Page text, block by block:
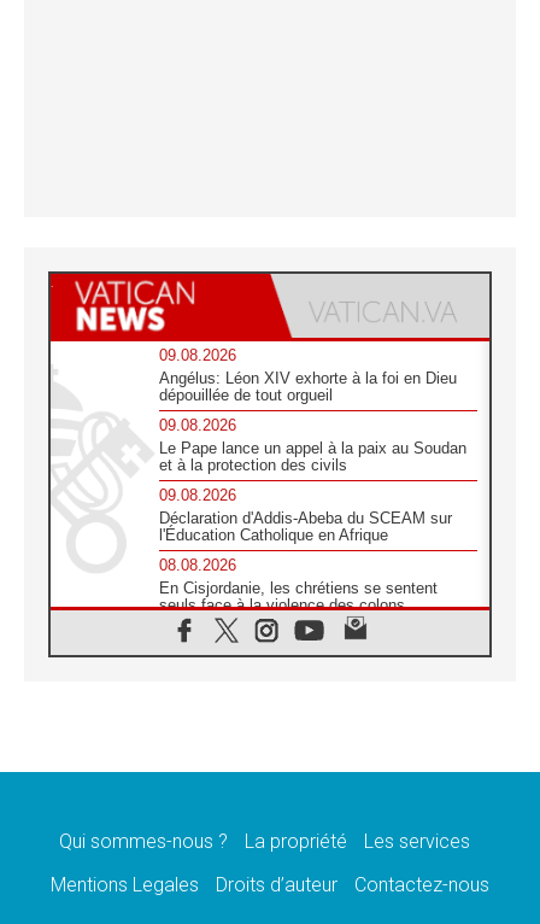
09.08.2026
Angélus: Léon XIV exhorte à la foi en Dieu
dépouillée de tout orgueil
09.08.2026
Le Pape lance un appel à la paix au Soudan
et à la protection des civils
09.08.2026
Déclaration d'Addis-Abeba du SCEAM sur
l'Éducation Catholique en Afrique
08.08.2026
En Cisjordanie, les chrétiens se sentent
seuls face à la violence des colons
08.08.2026
Léon XIV au sanctuaire de Notre Dame du
08.08.2026
08.08.2026
catholiques
Qui sommes-nous ? La propriété
Les services
Mentions Legales
Droits d’auteur Contactez-nous